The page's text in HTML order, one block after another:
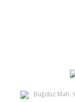
Büğdüz Mah.